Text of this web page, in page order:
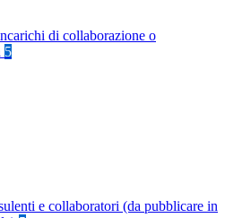
di collaborazione o
5
e collaboratori (da pubblicare in